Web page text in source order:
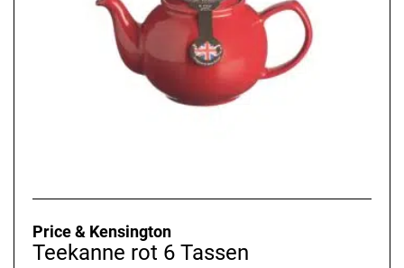
Price & Kensington
Teekanne rot 6 Tassen